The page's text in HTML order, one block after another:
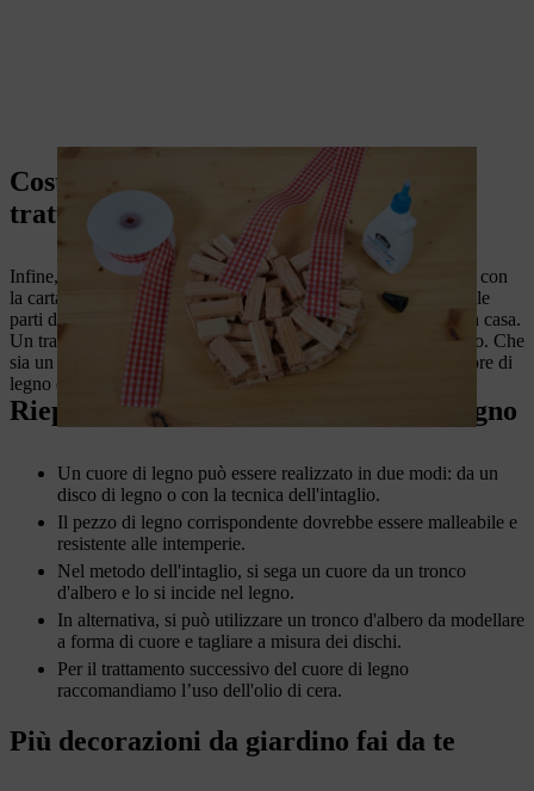
Costruisci il tuo cuore di legno:
trattamento successivo
Infine, si può dare al cuore di legno fatto in casa il tocco finale con
la carta vetrata. Ora è possibile livellare qualsiasi irregolarità e le
parti di legno più piccole e sporgenti del cuore di legno fatto in casa.
Un trattamento con olio di cera dura rende il cuore più duraturo. Che
sia un regalo o una decorazione per il giardino realizzare il cuore di
legno da soli porta gioia.
Riepilogo: Costruisci il tuo cuore di legno
Un cuore di legno può essere realizzato in due modi: da un
disco di legno o con la tecnica dell'intaglio.
Il pezzo di legno corrispondente dovrebbe essere malleabile e
resistente alle intemperie.
Nel metodo dell'intaglio, si sega un cuore da un tronco
d'albero e lo si incide nel legno.
In alternativa, si può utilizzare un tronco d'albero da modellare
a forma di cuore e tagliare a misura dei dischi.
Per il trattamento successivo del cuore di legno
raccomandiamo l’uso dell'olio di cera.
Più decorazioni da giardino fai da te